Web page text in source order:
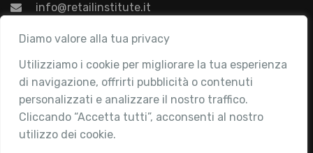
Diamo valore alla tua privacy
Utilizziamo i cookie per migliorare la tua esperienza
di navigazione, offrirti pubblicità o contenuti
personalizzati e analizzare il nostro traffico.
Cliccando “Accetta tutti”, acconsenti al nostro
utilizzo dei cookie.
info@retailinstitute.it
Associazione
Chi siamo
Attività
Contatti
Area Riservata